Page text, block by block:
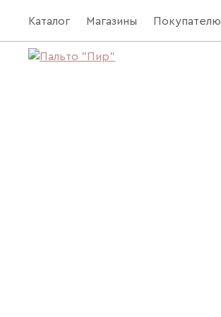
Каталог Магазины Покупателю